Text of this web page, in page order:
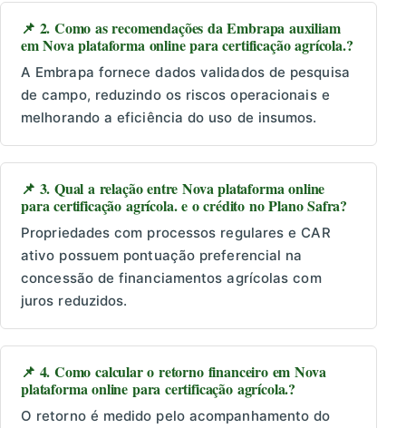
📌 2. Como as recomendações da Embrapa auxiliam
em Nova plataforma online para certificação agrícola.?
A Embrapa fornece dados validados de pesquisa
de campo, reduzindo os riscos operacionais e
melhorando a eficiência do uso de insumos.
📌 3. Qual a relação entre Nova plataforma online
para certificação agrícola. e o crédito no Plano Safra?
Propriedades com processos regulares e CAR
ativo possuem pontuação preferencial na
concessão de financiamentos agrícolas com
juros reduzidos.
📌 4. Como calcular o retorno financeiro em Nova
plataforma online para certificação agrícola.?
O retorno é medido pelo acompanhamento do